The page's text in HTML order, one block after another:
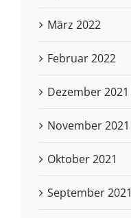
März 2022
Februar 2022
Dezember 2021
November 2021
Oktober 2021
September 2021